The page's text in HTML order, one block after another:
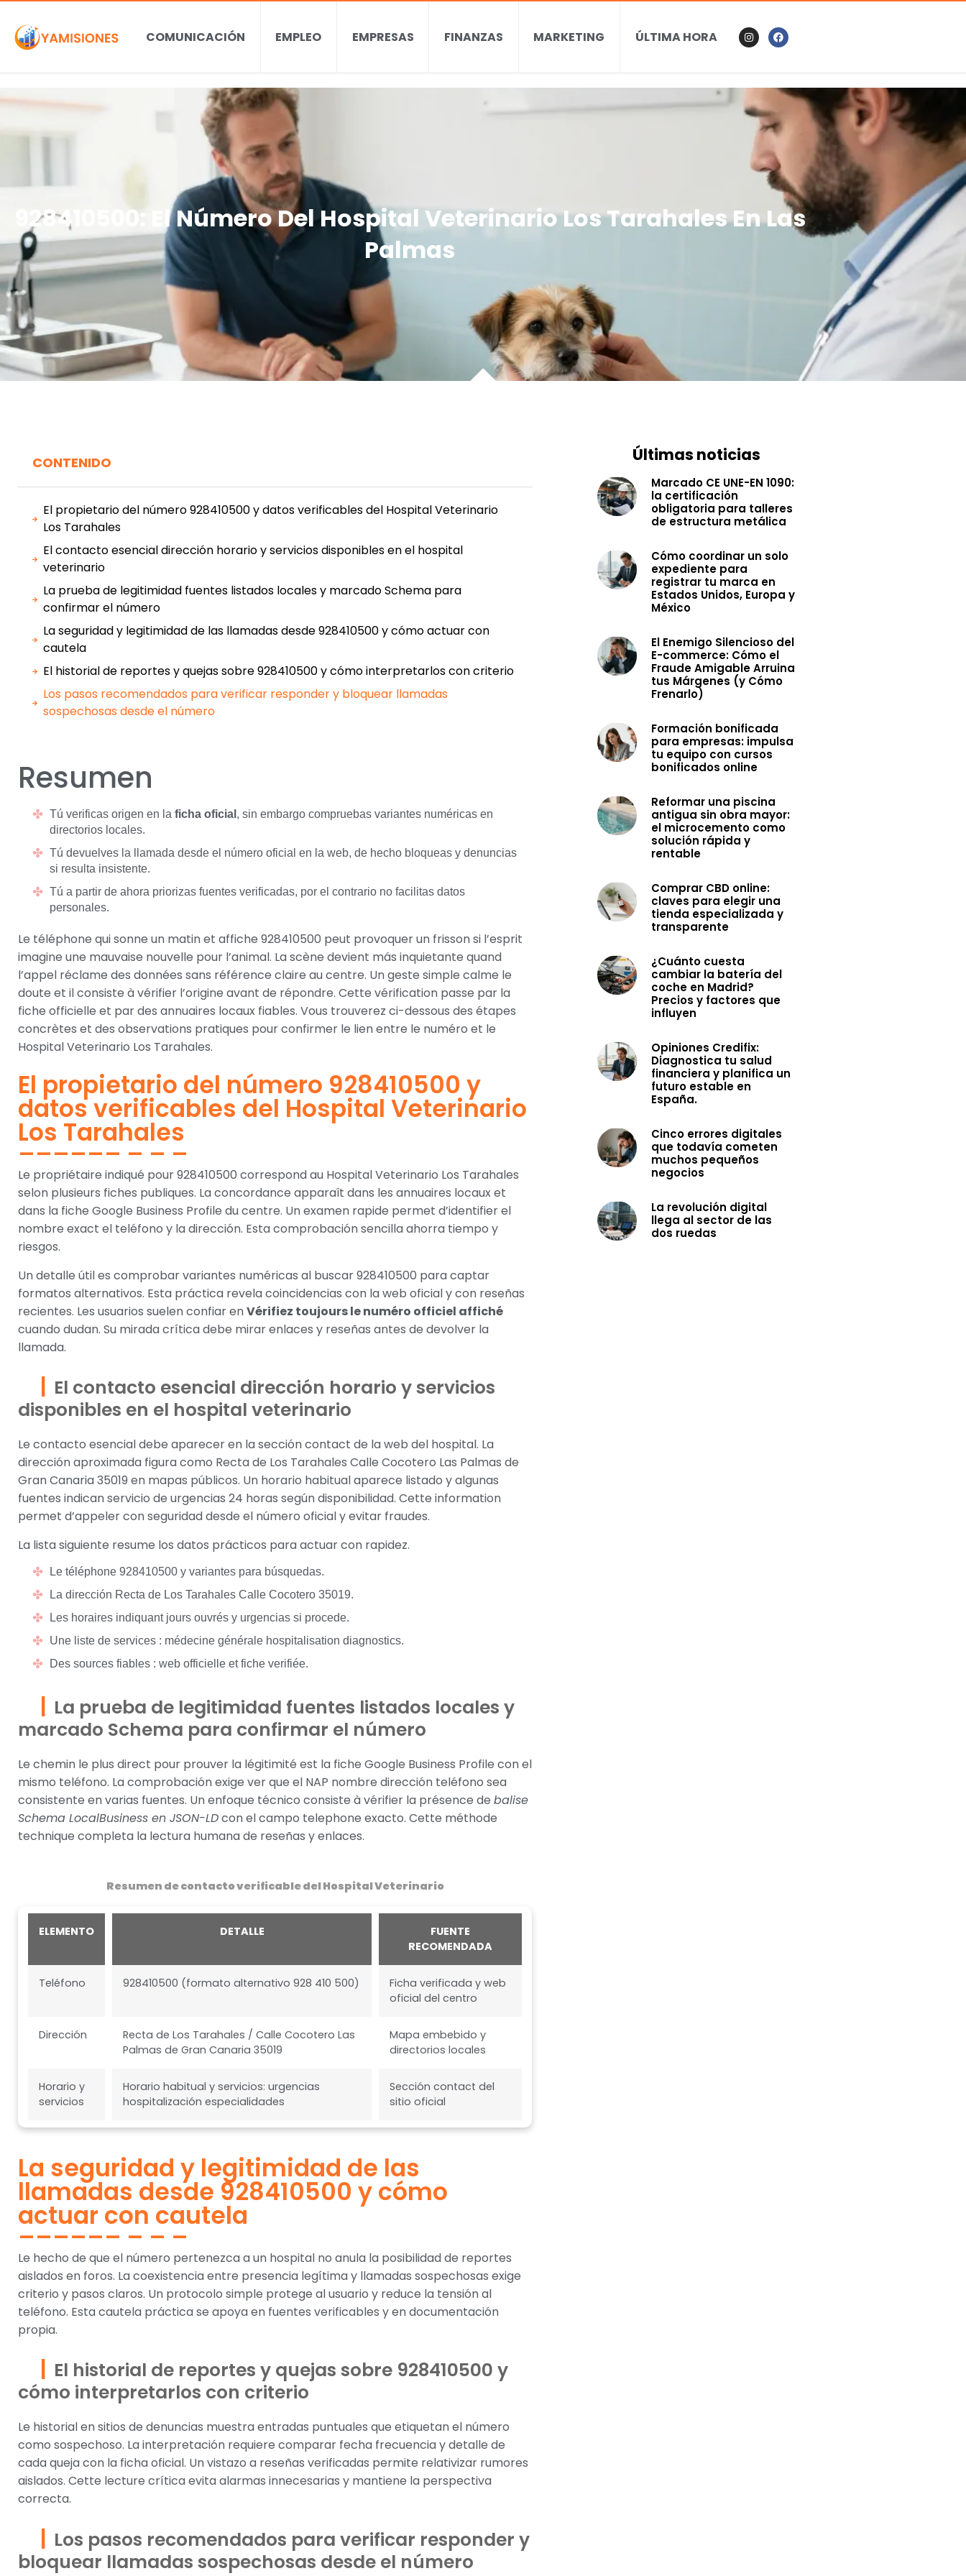
COMUNICACIÓN EMPLEO EMPRESAS FINANZAS MARKETING ÚLTIMA HORA
928410500: El Número Del Hospital Veterinario Los Tarahales En Las
Palmas
CONTENIDO
El propietario del número 928410500 y datos verificables del Hospital Veterinario
Los Tarahales
El contacto esencial dirección horario y servicios disponibles en el hospital
veterinario
La prueba de legitimidad fuentes listados locales y marcado Schema para
confirmar el número
La seguridad y legitimidad de las llamadas desde 928410500 y cómo actuar con
cautela
El historial de reportes y quejas sobre 928410500 y cómo interpretarlos con criterio
Los pasos recomendados para verificar responder y bloquear llamadas
sospechosas desde el número
Resumen
Tú verificas origen en la ficha oficial , sin embargo compruebas variantes numéricas en
directorios locales.
Tú devuelves la llamada desde el número oficial en la web, de hecho bloqueas y denuncias
si resulta insistente.
Tú a partir de ahora priorizas fuentes verificadas, por el contrario no facilitas datos
personales.
Le téléphone qui sonne un matin et affiche 928410500 peut provoquer un frisson si l’esprit
imagine une mauvaise nouvelle pour l’animal. La scène devient más inquietante quand
l’appel réclame des données sans référence claire au centre. Un geste simple calme le
doute et il consiste à vérifier l’origine avant de répondre. Cette vérification passe par la
fiche officielle et par des annuaires locaux fiables. Vous trouverez ci-dessous des étapes
concrètes et des observations pratiques pour confirmer le lien entre le numéro et le
Hospital Veterinario Los Tarahales.
El propietario del número 928410500 y
datos verificables del Hospital Veterinario
Los Tarahales
Le propriétaire indiqué pour 928410500 correspond au Hospital Veterinario Los Tarahales
selon plusieurs fiches publiques. La concordance apparaît dans les annuaires locaux et
dans la fiche Google Business Profile du centre. Un examen rapide permet d’identifier el
nombre exact el teléfono y la dirección. Esta comprobación sencilla ahorra tiempo y
riesgos.
Un detalle útil es comprobar variantes numéricas al buscar 928410500 para captar
formatos alternativos. Esta práctica revela coincidencias con la web oficial y con reseñas
recientes. Les usuarios suelen confiar enVérifiez toujours le numéro officiel affiché
cuando dudan. Su mirada crítica debe mirar enlaces y reseñas antes de devolver la
llamada.
El contacto esencial dirección horario y servicios
disponibles en el hospital veterinario
Le contacto esencial debe aparecer en la sección contact de la web del hospital. La
dirección aproximada figura como Recta de Los Tarahales Calle Cocotero Las Palmas de
Gran Canaria 35019 en mapas públicos. Un horario habitual aparece listado y algunas
fuentes indican servicio de urgencias 24 horas según disponibilidad. Cette information
permet d’appeler con seguridad desde el número oficial y evitar fraudes.
La lista siguiente resume los datos prácticos para actuar con rapidez.
Le téléphone 928410500 y variantes para búsquedas.
La dirección Recta de Los Tarahales Calle Cocotero 35019.
Les horaires indiquant jours ouvrés y urgencias si procede.
Une liste de services : médecine générale hospitalisation diagnostics.
Des sources fiables : web officielle et fiche verifiée.
La prueba de legitimidad fuentes listados locales y
marcado Schema para confirmar el número
Le chemin le plus direct pour prouver la légitimité est la fiche Google Business Profile con el
mismo teléfono. La comprobación exige ver que el NAP nombre dirección teléfono sea
consistente en varias fuentes. Un enfoque técnico consiste à vérifier la présence de balise
Schema LocalBusiness en JSON-LDcon el campo telephone exacto. Cette méthode
technique completa la lectura humana de reseñas y enlaces.
Resumen de contacto verificable del Hospital Veterinario
ELEMENTO DETALLE
FUENTE
RECOMENDADA
Teléfono 928410500 (formato alternativo 928 410 500)
Ficha verificada y web
oficial del centro
Dirección
Recta de Los Tarahales / Calle Cocotero Las
Palmas de Gran Canaria 35019
Mapa embebido y
directorios locales
Horario y
servicios
Horario habitual y servicios: urgencias
hospitalización especialidades
Sección contact del
sitio oficial
La seguridad y legitimidad de las
llamadas desde 928410500 y cómo
actuar con cautela
Le hecho de que el número pertenezca a un hospital no anula la posibilidad de reportes
aislados en foros. La coexistencia entre presencia legítima y llamadas sospechosas exige
criterio y pasos claros. Un protocolo simple protege al usuario y reduce la tensión al
teléfono. Esta cautela práctica se apoya en fuentes verificables y en documentación
propia.
El historial de reportes y quejas sobre 928410500 y
cómo interpretarlos con criterio
Le historial en sitios de denuncias muestra entradas puntuales que etiquetan el número
como sospechoso. La interpretación requiere comparar fecha frecuencia y detalle de
cada queja con la ficha oficial. Un vistazo a reseñas verificadas permite relativizar rumores
aislados. Cette lecture crítica evita alarmas innecesarias y mantiene la perspectiva
correcta.
Los pasos recomendados para verificar responder y
bloquear llamadas sospechosas desde el número
Últimas noticias
Marcado CE UNE-EN 1090:
la certificación
obligatoria para talleres
de estructura metálica
Cómo coordinar un solo
expediente para
registrar tu marca en
Estados Unidos, Europa y
México
El Enemigo Silencioso del
E-commerce: Cómo el
Fraude Amigable Arruina
tus Márgenes (y Cómo
Frenarlo)
Formación bonificada
para empresas: impulsa
tu equipo con cursos
bonificados online
Reformar una piscina
antigua sin obra mayor:
el microcemento como
solución rápida y
rentable
Comprar CBD online:
claves para elegir una
tienda especializada y
transparente
¿Cuánto cuesta
cambiar la batería del
coche en Madrid?
Precios y factores que
influyen
Opiniones Credifix:
Diagnostica tu salud
financiera y planifica un
futuro estable en
España.
Cinco errores digitales
que todavía cometen
muchos pequeños
negocios
La revolución digital
llega al sector de las
dos ruedas